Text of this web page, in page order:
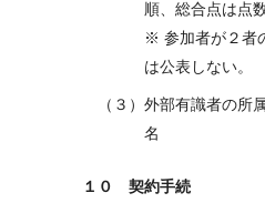
順、総合点は点
※ 参加者が２者
は公表しない。
（３）外部有識者の所
名
１０ 契約手続